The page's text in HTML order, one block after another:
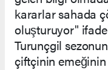
kararlar sahada
oluşturuyor"
Turunçgil
çiftçinin emeğinin